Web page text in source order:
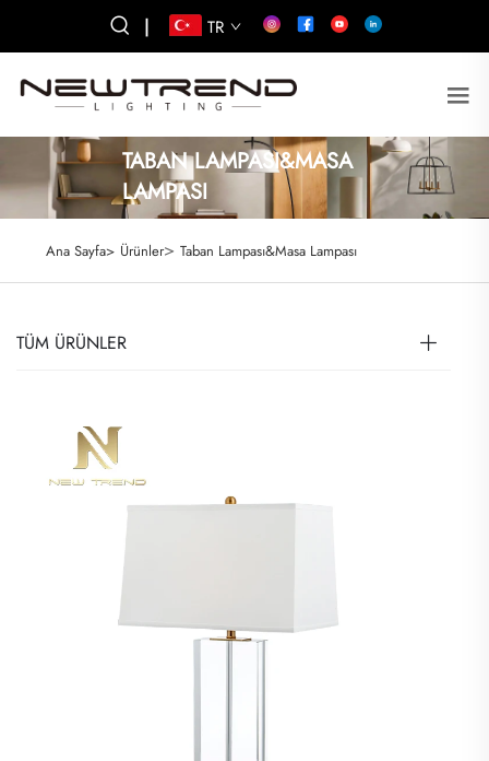
| TR
TABAN LAMPASI&MASA
LAMPASI
Ana Sayfa> Ürünler> Taban Lampası&Masa Lampası
TÜM ÜRÜNLER